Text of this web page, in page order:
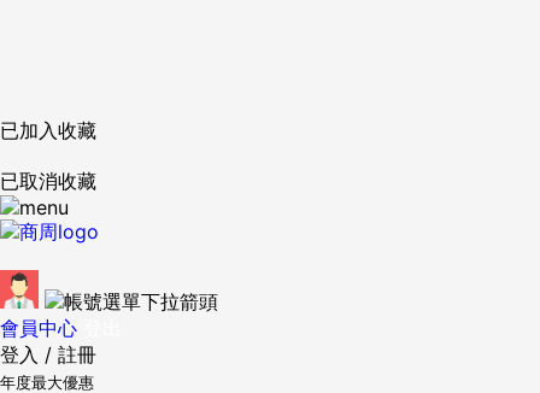
已加入收藏
已取消收藏
會員中心
登入 / 註冊
年度最大優惠